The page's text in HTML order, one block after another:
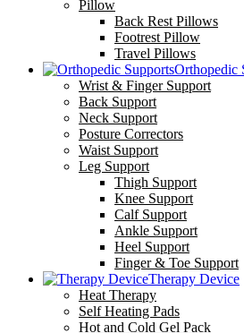
Pillow
Back Rest Pillows
Footrest Pillow
Travel Pillows
Orthopedic
Wrist & Finger Support
Back Support
Neck Support
Posture Correctors
Waist Support
Leg Support
Thigh Support
Knee Support
Calf Support
Ankle Support
Heel Support
Finger & Toe Support
Therapy Device
Heat Therapy
Self Heating Pads
Hot and Cold Gel Pack